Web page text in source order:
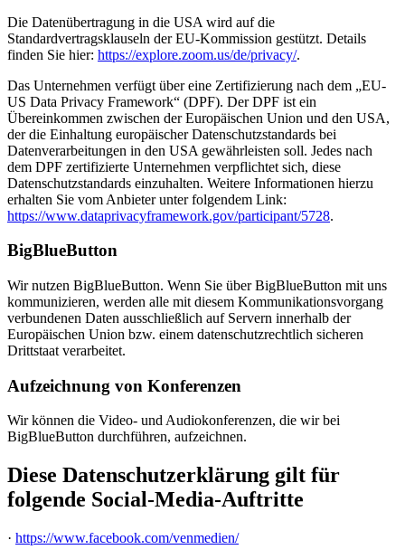
Die Datenübertragung in die USA wird auf die
Standardvertragsklauseln der EU-Kommission gestützt. Details
finden Sie hier: https://explore.zoom.us/de/privacy/.
Das Unternehmen verfügt über eine Zertifizierung nach dem „EU-
US Data Privacy Framework“ (DPF). Der DPF ist ein
Übereinkommen zwischen der Europäischen Union und den USA,
der die Einhaltung europäischer Datenschutzstandards bei
Datenverarbeitungen in den USA gewährleisten soll. Jedes nach
dem DPF zertifizierte Unternehmen verpflichtet sich, diese
Datenschutzstandards einzuhalten. Weitere Informationen hierzu
erhalten Sie vom Anbieter unter folgendem Link:
https://www.dataprivacyframework.gov/participant/5728.
BigBlueButton
Wir nutzen BigBlueButton. Wenn Sie über BigBlueButton mit uns
kommunizieren, werden alle mit diesem Kommunikationsvorgang
verbundenen Daten ausschließlich auf Servern innerhalb der
Europäischen Union bzw. einem datenschutzrechtlich sicheren
Drittstaat verarbeitet.
Aufzeichnung von Konferenzen
Wir können die Video- und Audiokonferenzen, die wir bei
BigBlueButton durchführen, aufzeichnen.
Diese Datenschutzerklärung gilt für
folgende Social-Media-Auftritte
· https://www.facebook.com/venmedien/